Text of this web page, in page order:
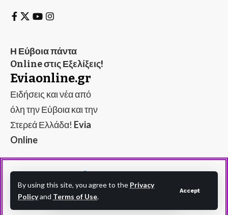
By using this site, you agree to the Privacy
Policyand Terms of Use.
Accept
Η Εύβοια πάντα
Online στις Εξελίξεις!
Eviaonline.gr
Ειδήσεις και νέα από
όλη την Εύβοια και την
Στερεά Ελλάδα! Evia
Online